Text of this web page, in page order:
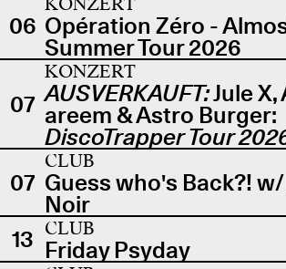
06 Opération Zéro -
Summer Tour 2026
07
KONZERT
AUSVERKAUFT:Jule X,
areem & Astro Burger:
DiscoTrapper Tour
07
CLUB
Guess who's Back?!
Noir
13 CLUB
Friday Psyday